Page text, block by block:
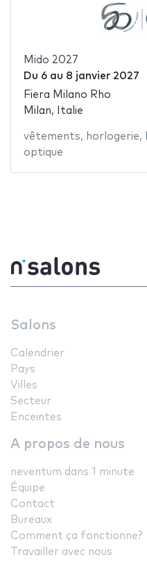
Mido 2027
Du 6au 8 janvier 2027
Fiera Milano Rho
Milan, Italie
vêtements, horlogerie,
optique
Salons
Calendrier
Pays
Villes
Secteur
Enceintes
A propos de nous
neventum dans 1 minute
Équipe
Contact
Bureaux
Comment ça fonctionne?
Travailler avec nous